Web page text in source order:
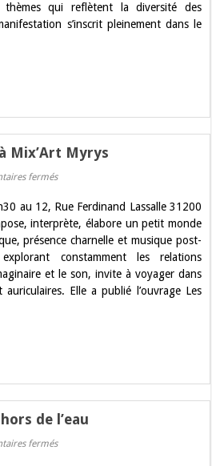
qui reflètent la diversité des
s’inscrit pleinement dans le
Mix’Art Myrys
ferméssur
fabrique»
à
Mix’Art
Myrys
au 12, Rue Ferdinand Lassalle 31200
interprète, élabore un petit monde
présence charnelle et musique post-
constamment les relations
et le son, invite à voyager dans
Elle a publié l’ouvrage Les
de l’eau
ferméssur